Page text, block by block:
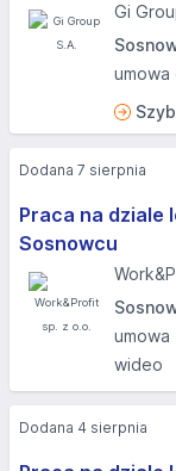
Gi
umowa
Praca na dziale
Sosnowcu
umowa
wideo
Dodana 7 sierpnia
Dodana 4 sierpnia